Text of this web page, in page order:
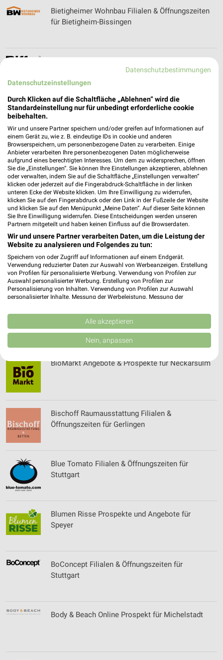
Bietigheimer Wohnbau Filialen & Öffnungszeiten
für Bietigheim-Bissingen
BigXtra Prospekte, Angebote, Günstige Flüge
Bike Arena Bender Filialen & Öffnungszeiten für
Heilbronn
Bike Center Herzer Filialen & Öffnungszeiten für
Göppingen
Bilderhaus e.V. Filialen & Öffnungszeiten für
Gschwend
bilgro Getränke Filialen & Öffnungszeiten für
BioMarkt Angebote & Prospekte für Neckarsulm
Bischoff Raumausstattung Filialen &
Öffnungszeiten für Gerlingen
Blue Tomato Filialen & Öffnungszeiten für
Stuttgart
Blumen Risse Prospekte und Angebote für
Speyer
BoConcept Filialen & Öffnungszeiten für
Stuttgart
Body & Beach Online Prospekt für Michelstadt
Datenschutzbestimmungen
Datenschutzeinstellungen
Durch Klicken auf die Schaltfläche „Ablehnen“ wird die
Standardeinstellung nur für unbedingt erforderliche cookie
beibehalten.
Wir und unsere Partner speichern und/oder greifen auf Informationen auf
einem Gerät zu, wie z. B. eindeutige IDs in cookie und anderen
Browserspeichern, um personenbezogene Daten zu verarbeiten. Einige
Anbieter verarbeiten Ihre personenbezogenen Daten möglicherweise
aufgrund eines berechtigten Interesses. Um dem zu widersprechen, öffnen
Sie die „Einstellungen“. Sie können Ihre Einstellungen akzeptieren, ablehnen
oder verwalten, indem Sie auf die Schaltfläche „Einstellungen verwalten“
klicken oder jederzeit auf die Fingerabdruck-Schaltfläche in der linken
unteren Ecke der Website klicken. Um Ihre Einwilligung zu widerrufen,
klicken Sie auf den Fingerabdruck oder den Link in der Fußzeile der Website
und klicken Sie auf den Menüpunkt „Meine Daten“. Auf dieser Seite können
Sie Ihre Einwilligung widerrufen. Diese Entscheidungen werden unseren
Partnern mitgeteilt und haben keinen Einfluss auf die Browserdaten.
Wir und unsere Partner verarbeiten Daten, um die Leistung der
Website zu analysieren und Folgendes zu tun:
Speichern von oder Zugriff auf Informationen auf einem Endgerät.
Verwendung reduzierter Daten zur Auswahl von Werbeanzeigen. Erstellung
von Profilen für personalisierte Werbung. Verwendung von Profilen zur
Auswahl personalisierter Werbung. Erstellung von Profilen zur
Personalisierung von Inhalten. Verwendung von Profilen zur Auswahl
personalisierter Inhalte. Messung der Werbeleistung. Messung der
Kombinationen von Daten aus verschiedenen Quellen. Entwicklung und
Verbesserung der Angebote. Verwendung reduzierter Daten zur Auswahl
von Inhalten.
Daten können außerhalb der Europäischen Union weitergegeben und in die
Website/App.
Partnerliste anzeigen (1 IAB-Anbieter)
Speichern von oder Zugriff auf Informationen
auf einem Endgerät
Verwendung reduzierter Daten zur Auswahl von
Erstellung von Profilen für personalisierte
Werbung
personalisierter Werbung
Erstellung von Profilen zur Personalisierung
Verwendung von Profilen zur Auswahl
personalisierter Inhalte
Messung der Performance von Inhalten
Alle akzeptieren
Nein, anpassen